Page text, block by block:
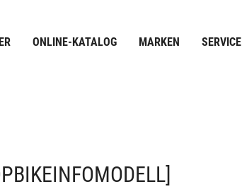
ONLINE-KATALOG MARKEN SERVICE